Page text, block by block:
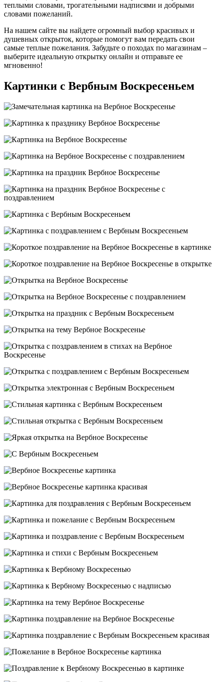
теплыми словами, трогательными надписями и добрыми
словами пожеланий.
На нашем сайте вы найдете огромный выбор красивых и
душевных открыток, которые помогут вам передать свои
самые теплые пожелания. Забудьте о походах по магазинам –
выберите идеальную открытку онлайн и отправьте ее
мгновенно!
Картинки с Вербным Воскресеньем